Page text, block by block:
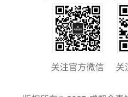
关注官方微信 关